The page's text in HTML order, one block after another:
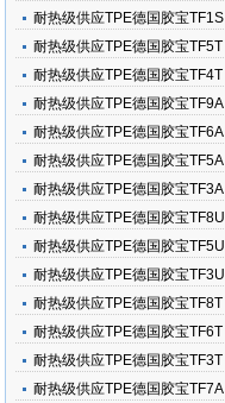
耐热级供应TPE德国胶宝TF1S
耐热级供应TPE德国胶宝TF5T
耐热级供应TPE德国胶宝TF4T
耐热级供应TPE德国胶宝TF9A
耐热级供应TPE德国胶宝TF6A
耐热级供应TPE德国胶宝TF5A
耐热级供应TPE德国胶宝TF3A
耐热级供应TPE德国胶宝TF8U
耐热级供应TPE德国胶宝TF5U
耐热级供应TPE德国胶宝TF3U
耐热级供应TPE德国胶宝TF8T
耐热级供应TPE德国胶宝TF6T
耐热级供应TPE德国胶宝TF3T
耐热级供应TPE德国胶宝TF7A